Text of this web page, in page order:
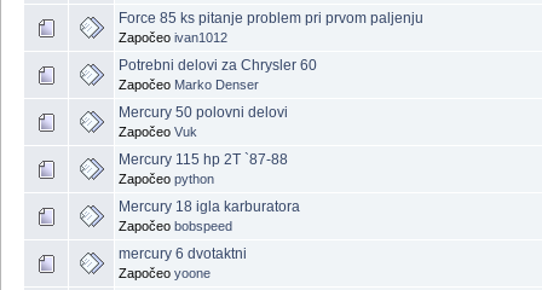
Force 85 ks pitanje problem pri prvom paljenju
Započeo ivan1012
Potrebni delovi za Chrysler 60
Započeo Marko Denser
Mercury 50 polovni delovi
Započeo Vuk
Mercury 115 hp 2T `87-88
Započeo python
Mercury 18 igla karburatora
Započeo bobspeed
mercury 6 dvotaktni
Započeo yoone